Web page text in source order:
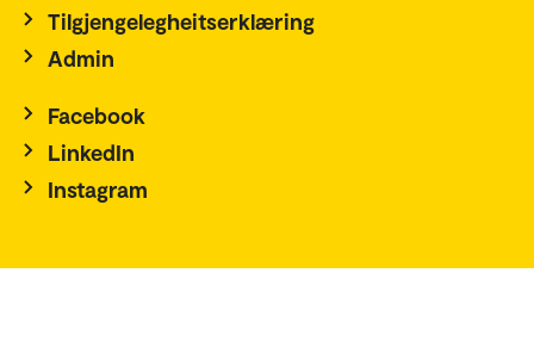
Tilgjengelegheitserklæring
Admin
Facebook
LinkedIn
Instagram